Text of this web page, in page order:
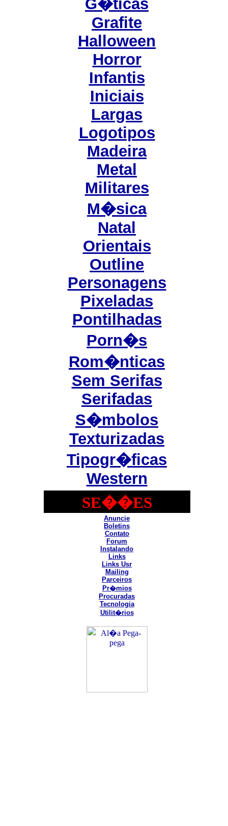
G�ticas
Grafite
Halloween
Horror
Infantis
Iniciais
Largas
Logotipos
Madeira
Metal
Militares
M�sica
Natal
Orientais
Outline
Personagens
Pixeladas
Pontilhadas
Porn�s
Rom�nticas
Sem Serifas
Serifadas
S�mbolos
Texturizadas
Tipogr�ficas
Western
SE��ES
Anuncie
Boletins
Contato
Forum
Instalando
Links
Links Usr
Mailing
Parceiros
Pr�mios
Procuradas
Tecnologia
Utilit�rios